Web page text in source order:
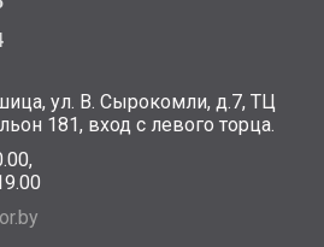
ул. В. Сырокомли, д.7, ТЦ
181, вход с левого торца.